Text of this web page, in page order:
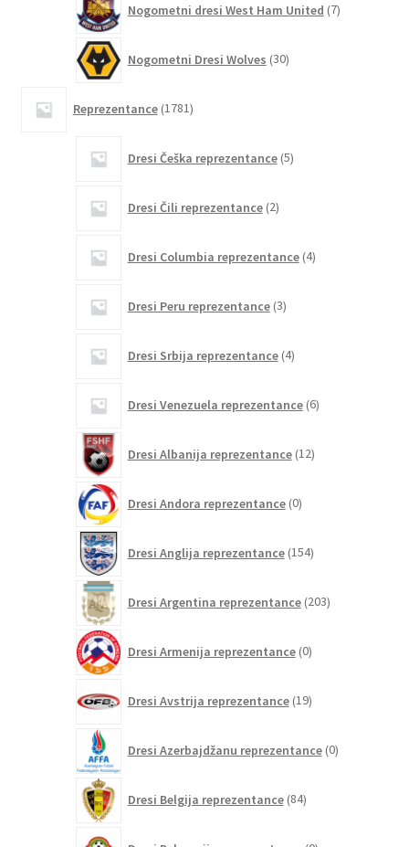
Nogometni dresi West Ham United 7izdelkov
Nogometni Dresi Wolves 30izdelkov
Reprezentance 1781izdelkov
Dresi Češka reprezentance 5izdelkov
Dresi Čili reprezentance 2izdelka
Dresi Columbia reprezentance 4izdelki
Dresi Peru reprezentance 3izdelki
Dresi Srbija reprezentance 4izdelki
Dresi Venezuela reprezentance 6izdelkov
Dresi Albanija reprezentance 12izdelkov
Dresi Andora reprezentance 0izdelkov
Dresi Anglija reprezentance 154izdelkov
Dresi Argentina reprezentance 203izdelki
Dresi Armenija reprezentance 0izdelkov
Dresi Avstrija reprezentance 19izdelkov
Dresi Azerbajdžanu reprezentance 0izdelkov
Dresi Belgija reprezentance 84izdelkov